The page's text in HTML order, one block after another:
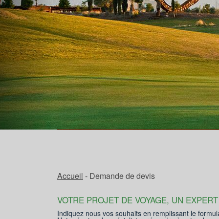
Accueil - Demande de devis
VOTRE PROJET DE VOYAGE, UN
Indiquez nous vos souhaits en remplissant le